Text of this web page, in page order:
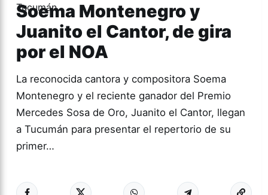
Soema Montenegro y
Juanito el Cantor, de gira
por el NOA
La reconocida cantora y compositora Soema
Montenegro y el reciente ganador del Premio
Mercedes Sosa de Oro, Juanito el Cantor, llegan
a Tucumán para presentar el repertorio de su
primer…
CULTURA Más